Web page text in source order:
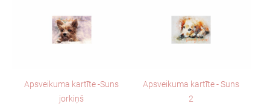
Apsveikuma kartīte -Suns
jorkiņš
Apsveikuma kartīte - Suns
2